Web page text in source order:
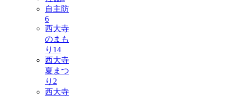
自主防
6
西大寺
のまも
り 14
西大寺
夏まつ
り 2
西大寺